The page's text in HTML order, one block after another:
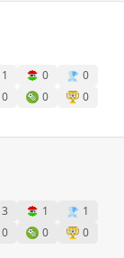
1 0
0
0 0
0
3 1
1
0 0
0